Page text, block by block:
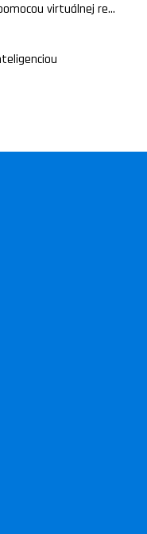
virtuálnej re...